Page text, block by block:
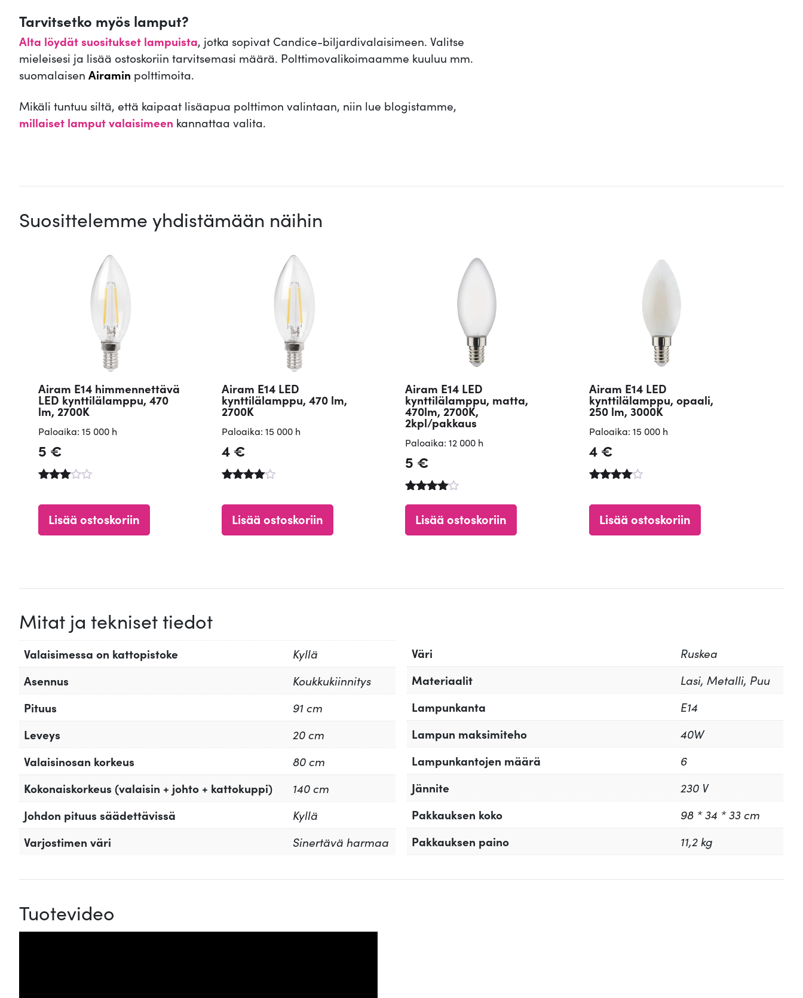
Tarvitsetko myös lamput?
Alta löydät suositukset lampuista, jotka sopivat Candice-biljardivalaisimeen. Valitse
mieleisesi ja lisää ostoskoriin tarvitsemasi määrä. Polttimovalikoimaamme kuuluu mm.
suomalaisen Airamin polttimoita.
Mikäli tuntuu siltä, että kaipaat lisäapua polttimon valintaan, niin lue blogistamme,
millaiset lamput valaisimeen kannattaa valita.
Suosittelemme yhdistämään näihin
Airam E14 himmennettävä
LED kynttilälamppu, 470
lm, 2700K
Paloaika: 15 000 h
5 €
tuottee
sta:
Lisää ostoskoriin
Airam E14 LED
kynttilälamppu, 470 lm,
2700K
Paloaika: 15 000 h
4 €
tuotteest
Lisää ostoskoriin
Airam E14 LED
kynttilälamppu, matta,
470lm, 2700K,
2kpl/pakkaus
Paloaika: 12 000 h
5 €
tuotteesta
Lisää ostoskoriin
Airam E14 LED
kynttilälamppu, opaali,
250 lm, 3000K
Paloaika: 15 000 h
4 €
:
4.67Lisää ostoskoriin
Mitat ja tekniset tiedot
Valaisimessa on kattopistoke
Kyllä
Asennus
Koukkukiinnitys
Pituus
91 cm
Leveys
20 cm
Valaisinosan korkeus
80 cm
Kokonaiskorkeus (valaisin + johto + kattokuppi)
140 cm
Johdon pituus säädettävissä
Kyllä
Varjostimen väri
Sinertävä harmaa
Väri
Ruskea
Materiaalit
Lasi, Metalli, Puu
Lampunkanta
E14
Lampun maksimiteho
40W
Lampunkantojen määrä
6
Jännite
230 V
Pakkauksen koko
98 * 34 * 33 cm
Pakkauksen paino
11,2 kg
Tuotevideo